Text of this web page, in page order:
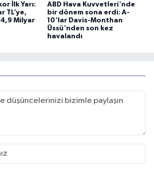
İlk Yarı:
TL’ye,
Milyar
ABD Hava Kuvvetleri'nde
bir dönem sona erdi: A-
10'lar Davis-Monthan
Üssü'nden son kez
havalandı